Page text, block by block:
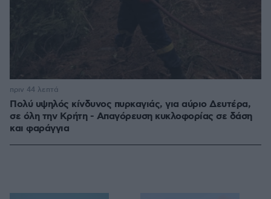
Πολύ υψηλός κίνδυνος πυρκαγιάς, για αύριο Δευτέρα,
σε όλη την Κρήτη - Απαγόρευση κυκλοφορίας σε δάση
και φαράγγια
πριν 44 λεπτά